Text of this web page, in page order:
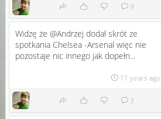
9
Widzę że @Andrzej dodał skrót ze
spotkania Chelsea -Arsenal więc nie
pozostaje nic innego jak dopełn...
11 years ago
3